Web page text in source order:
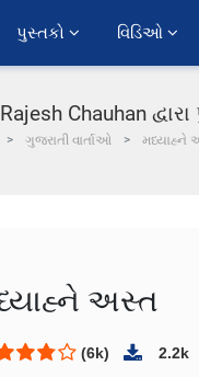
પુસ્તકો વિડિઓ
Chauhan દ્વારા
ગુજરાતી વાર્તાઓ મધ્યાહ્ને
અસ્ત
(6k) 2.2k